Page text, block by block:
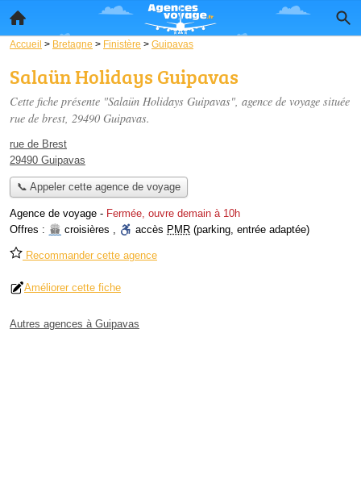
Accueil > Bretagne > Finistère > Guipavas
Salaün Holidays Guipavas
Cette fiche présente "Salaün Holidays Guipavas", agence de voyage située
rue de brest, 29490 Guipavas.
rue de Brest
29490 Guipavas
📞 Appeler cette agence de voyage
Agence de voyage - Fermée, ouvre demain à 10h
Offres :
croisières , accès PMR (parking, entrée adaptée)
Recommander cette agence
Améliorer cette fiche
Autres agences à Guipavas